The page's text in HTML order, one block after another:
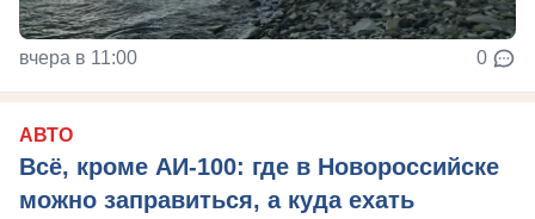
вчера в 11:00 0
АВТО
Всё, кроме АИ-100: где в Новороссийске
можно заправиться, а куда ехать